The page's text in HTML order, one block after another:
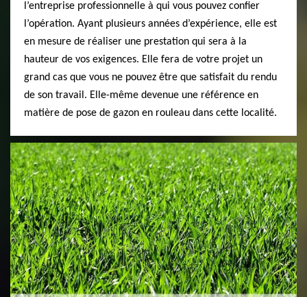
l’entreprise professionnelle à qui vous pouvez confier
l’opération. Ayant plusieurs années d’expérience, elle est
en mesure de réaliser une prestation qui sera à la
hauteur de vos exigences. Elle fera de votre projet un
grand cas que vous ne pouvez être que satisfait du rendu
de son travail. Elle-même devenue une référence en
matière de pose de gazon en rouleau dans cette localité.